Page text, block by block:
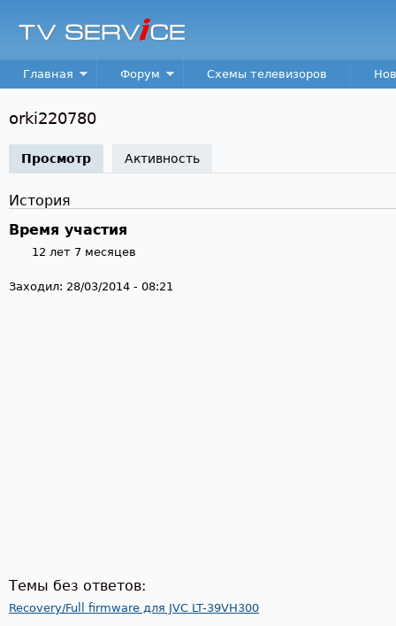
TV
Service
Main menu
Главная Форум Схемы телевизоров
orki220780
Просмотр (активная вкладка)
Активность
История
Время участия
12 лет 7 месяцев
Заходил: 28/03/2014 - 08:21
Темы без ответов:
Recovery/Full firmware для JVC LT-39VH300